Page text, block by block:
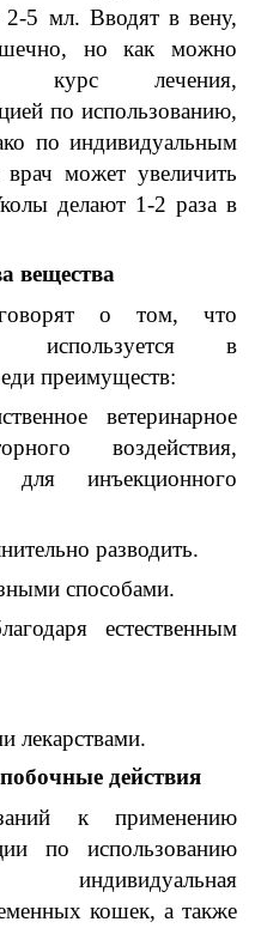
2-5 мл. Вводят ввену,
но как можно
курс лечения,
по использованию,
по индивидуальным
врач может увеличить
делают 1-2раза в
вещества
о том, что
используется в
преимуществ:
ветеринарное
воздействия,
для инъекционного
разводить.
способами.
естественным
лекарствами.
действия
к применению
по использованию
индивидуальная
кошек, а также